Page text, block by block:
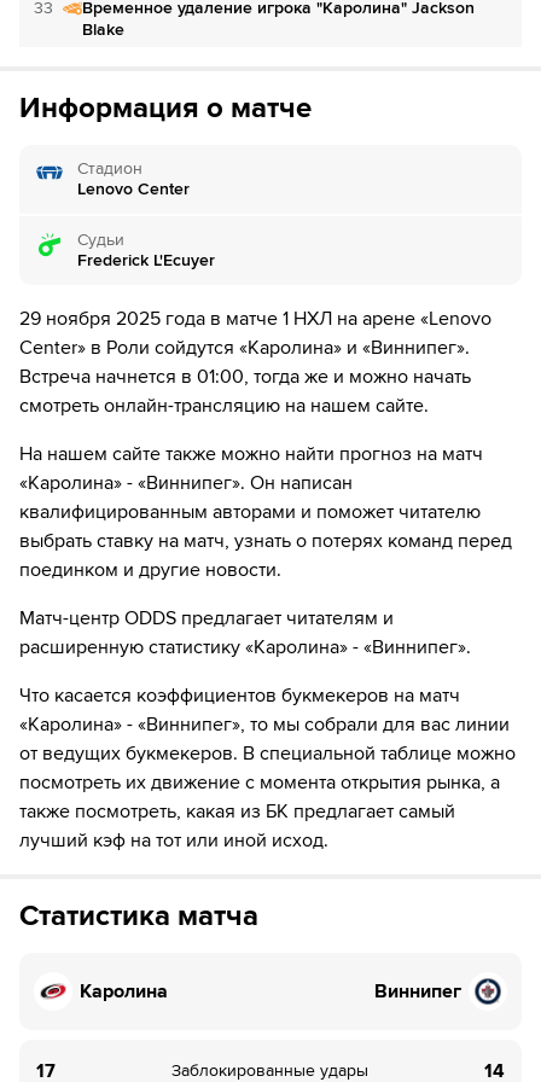
дней.
33
Временное удаление игрока "Каролина" Jackson
Blake
Milic
Виларди
39
Временное удаление игрока "Каролина" Джордан
Мартинук
39
Временное удаление игрока "Виннипег" Логан
Стэнли
39
Временное удаление игрока "Каролина" Уильям
Каррьер
45
Временное удаление игрока "Виннипег" Дилан
Демело
ШАЙБА!
52
Игрок "Каролина" Джордан Мартинук забивает
53ШАЙБА!
53 Игрок "Каролина" Сет Джарвис забивает шайбу!
59 Игрок "Каролина" Сет Джарвис забивает шайбу!
60ШАЙБА!
Информация о матче
Стадион
Lenovo Center
Судьи
Frederick L'Ecuyer
29 ноября 2025 года в матче 1 НХЛ на арене «Lenovo
Center» в Роли сойдутся «Каролина» и «Виннипег».
Встреча начнется в 01:00, тогда же и можно начать
смотреть онлайн-трансляцию на нашем сайте.
На нашем сайте также можно найти прогноз на матч
«Каролина» - «Виннипег». Он написан
квалифицированным авторами и поможет читателю
выбрать ставку на матч, узнать о потерях команд перед
поединком и другие новости.
Матч-центр ODDS предлагает читателям и
расширенную статистику «Каролина» - «Виннипег».
Что касается коэффициентов букмекеров на матч
«Каролина» - «Виннипег», то мы собрали для вас линии
от ведущих букмекеров. В специальной таблице можно
посмотреть их движение с момента открытия рынка, а
также посмотреть, какая из БК предлагает самый
лучший кэф на тот или иной исход.
Статистика матча
Каролина Виннипег
17 Заблокированные удары 14